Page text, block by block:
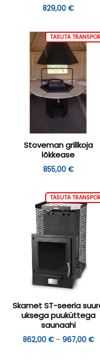
829,00 €
TASUTA
Stoveman grillkoja
lõkkease
855,00 €
TASUTA
Skamet ST-seeria
uksega puuküttega
saunaahi
862,00 € – 967,00 €